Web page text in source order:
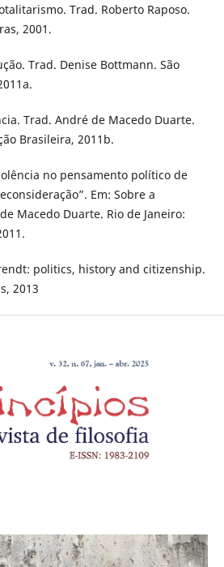
Totalitarismo. Trad. Roberto Raposo.
2001.
Trad. Denise Bottmann. São
Trad. André de Macedo Duarte.
Brasileira, 2011b.
no pensamento político de
Em: Sobre a
Macedo Duarte. Rio de Janeiro:
politics, history and citizenship.
2013